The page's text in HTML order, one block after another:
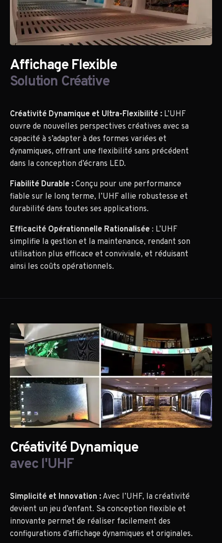
Affichage Flexible
Solution Créative
Créativité Dynamique et Ultra-Flexibilité : L’UHF
ouvre de nouvelles perspectives créatives avec sa
capacité à s’adapter à des formes variées et
dynamiques, offrant une flexibilité sans précédent
dans la conception d’écrans LED.
Fiabilité Durable : Conçu pour une performance
fiable sur le long terme, l’UHF allie robustesse et
durabilité dans toutes ses applications.
Efficacité Opérationnelle Rationalisée : L’UHF
simplifie la gestion et la maintenance, rendant son
utilisation plus efficace et conviviale, et réduisant
ainsi les coûts opérationnels.
Créativité Dynamique
avec l'UHF
Simplicité et Innovation : Avec l’UHF, la créativité
devient un jeu d’enfant. Sa conception flexible et
innovante permet de réaliser facilement des
configurations d’affichage dynamiques et originales.